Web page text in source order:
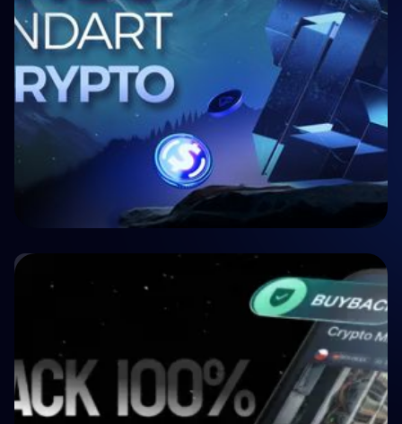
Crypto P2P Lending vs. Traditional P2P
Lending: A 2026 Comparison